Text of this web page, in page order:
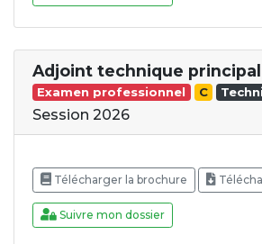
Adjoint technique
Examen professionnel C
Session 2026
Télécharger la brochure
Suivre mon dossier